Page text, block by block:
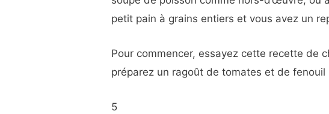
petit pain à grains entiers et vous avez un
Pour commencer, essayez cette recette de
préparez un ragoût de tomates et de
5